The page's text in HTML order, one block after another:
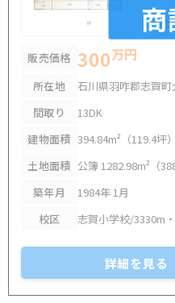
商
販売価格 300万円
所在地
石川県羽咋郡志賀
間取り
13DK
建物面積 394.84m²（119.4坪）
土地面積 公簿 1282.98m²（
築年月
1984年 1月
校区
志賀小学校/3330m
詳細を見る